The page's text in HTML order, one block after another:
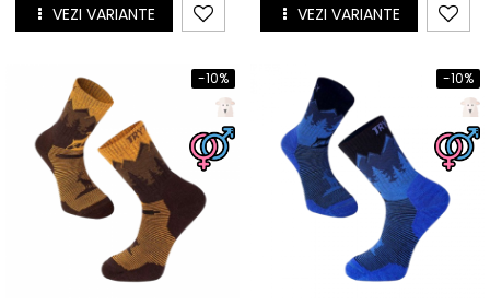
VEZI VARIANTE VEZI VARIANTE
-10% -10%